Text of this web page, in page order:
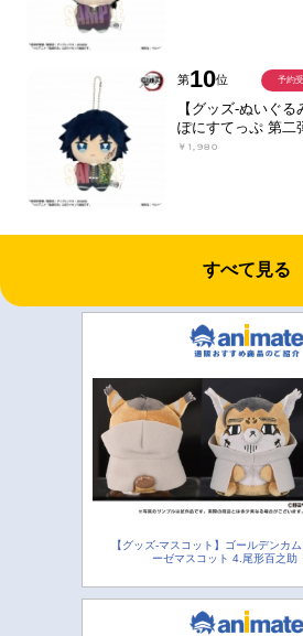
第10位
【グッズ-ぬいぐる
ぽにすてっぷ 第二
￥1,980
予約
すべて見る
【グッズ-マスコット】ゴールデンカ
ーゼマスコット 4.尾形百之助